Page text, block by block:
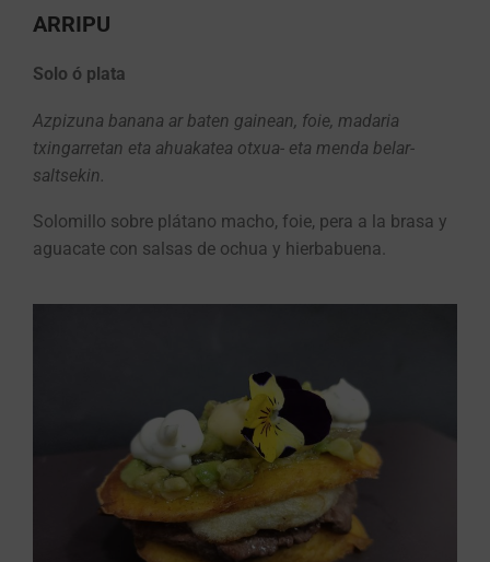
ARRIPU
Solo ó plata
Azpizuna banana ar baten gainean, foie, madaria
txingarretan eta ahuakatea otxua- eta menda belar-
saltsekin.
Solomillo sobre plátano macho, foie, pera a la brasa y
aguacate con salsas de ochua y hierbabuena.